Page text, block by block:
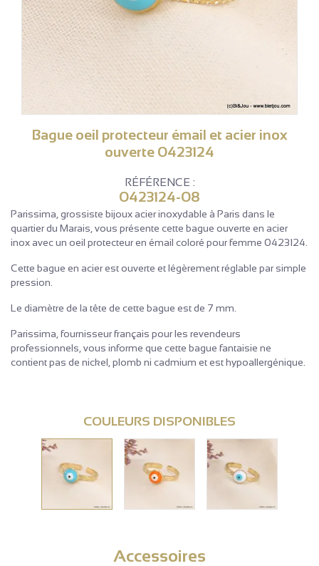
Bague oeil protecteur émail et acier inox
ouverte 0423124
RÉFÉRENCE :
0423124-08
Parissima, grossiste bijoux acier inoxydable à Paris dans le
quartier du Marais, vous présente cette bague ouverte en acier
inox avec un oeil protecteur en émail coloré pour femme 0423124.
Cette bague en acier est ouverte et légèrement réglable par simple
pression.
Le diamètre de la tête de cette bague est de 7 mm.
Parissima, fournisseur français pour les revendeurs
professionnels, vous informe que cette bague fantaisie ne
contient pas de nickel, plomb ni cadmium et est hypoallergénique.
COULEURS DISPONIBLES
Accessoires